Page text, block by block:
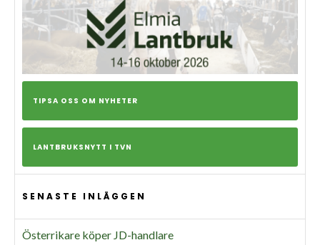
TIPSA OSS OM NYHETER
LANTBRUKSNYTT I TVN
SENASTE INLÄGGEN
Österrikare köper JD-handlare